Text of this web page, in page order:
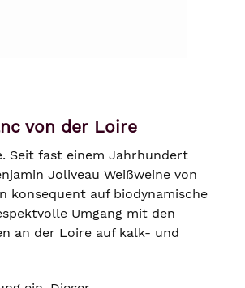
von der Loire
Seit fast einem Jahrhundert
Joliveau Weißweine von
konsequent auf biodynamische
Umgang mit den
an der Loire auf kalk- und